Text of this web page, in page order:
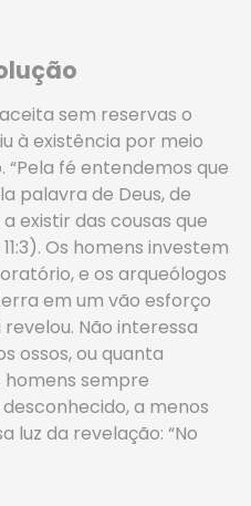
sem reservas o
à existência por meio
fé entendemos que
palavra de Deus, de
existir das cousas que
Os homens investem
e os arqueólogos
em um vão esforço
Não interessa
ossos, ou quanta
homens sempre
a menos
luz da revelação: “No